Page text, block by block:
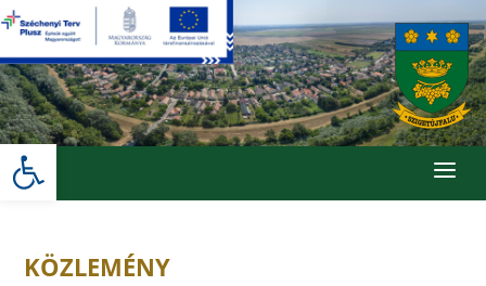
Skip
to
content
Eszköztár megnyitása a
KÖZLEMÉNY